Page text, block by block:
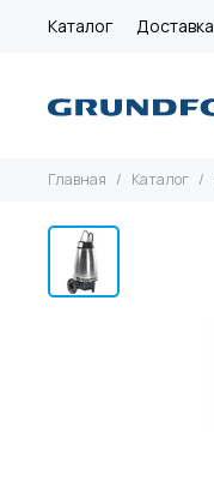
Каталог Доставка
Главная Каталог